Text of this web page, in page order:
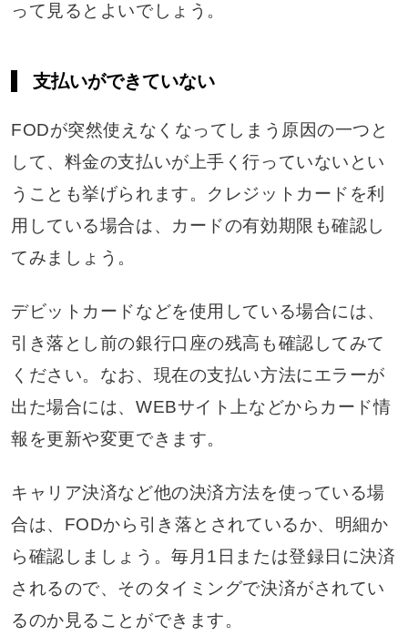
って見るとよいでしょう。
支払いができていない
FODが突然使えなくなってしまう原因の一つと
して、料金の支払いが上手く行っていないとい
うことも挙げられます。クレジットカードを利
用している場合は、カードの有効期限も確認し
てみましょう。
デビットカードなどを使用している場合には、
引き落とし前の銀行口座の残高も確認してみて
ください。なお、現在の支払い方法にエラーが
出た場合には、WEBサイト上などからカード情
報を更新や変更できます。
キャリア決済など他の決済方法を使っている場
合は、FODから引き落とされているか、明細か
ら確認しましょう。毎月1日または登録日に決済
されるので、そのタイミングで決済がされてい
るのか見ることができます。